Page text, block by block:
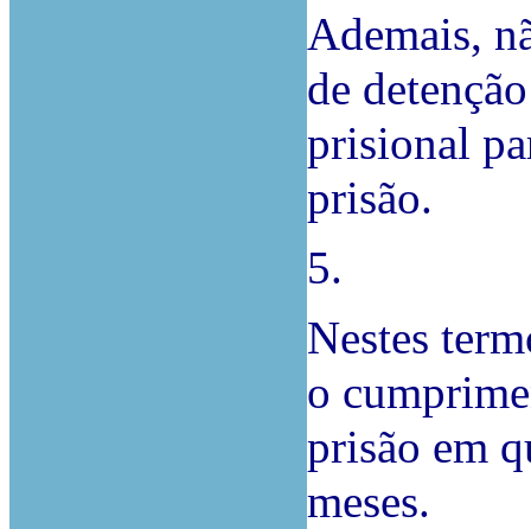
Ademais,
de
prisional
prisão.
5.
Nestes
o
prisão em
meses.